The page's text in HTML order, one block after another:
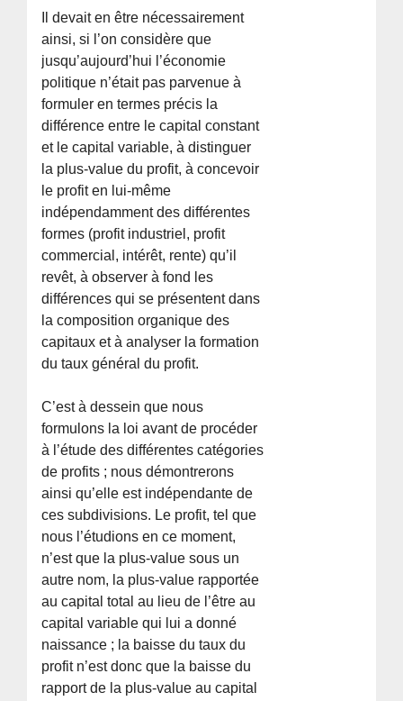
Il devait en être nécessairement
ainsi, si l’on considère que
jusqu’aujourd’hui l’économie
politique n’était pas parvenue à
formuler en termes précis la
différence entre le capital constant
et le capital variable, à distinguer
la plus-value du profit, à concevoir
le profit en lui-même
indépendamment des différentes
formes (profit industriel, profit
commercial, intérêt, rente) qu’il
revêt, à observer à fond les
différences qui se présentent dans
la composition organique des
capitaux et à analyser la formation
du taux général du profit.
C’est à dessein que nous
formulons la loi avant de procéder
à l’étude des différentes catégories
de profits ; nous démontrerons
ainsi qu’elle est indépendante de
ces subdivisions. Le profit, tel que
nous l’étudions en ce moment,
n’est que la plus-value sous un
autre nom, la plus-value rapportée
au capital total au lieu de l’être au
capital variable qui lui a donné
naissance ; la baisse du taux du
profit n’est donc que la baisse du
rapport de la plus-value au capital